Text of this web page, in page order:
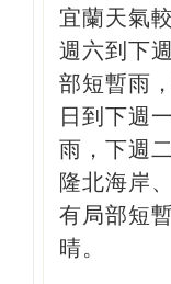
宜蘭天氣
週六到下
部短暫雨
日到下週
雨，下週
隆北海岸
有局部短
晴。